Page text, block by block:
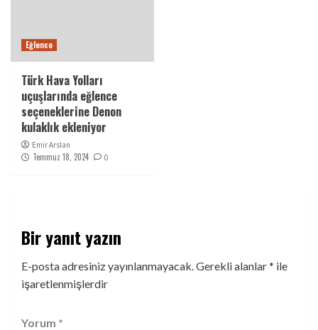
Eğlence
Türk Hava Yolları
uçuşlarında eğlence
seçeneklerine Denon
kulaklık ekleniyor
Emir Arslan
Temmuz 18, 2024 0
Bir yanıt yazın
E-posta adresiniz yayınlanmayacak.Gerekli alanlar* ile
işaretlenmişlerdir
Yorum *